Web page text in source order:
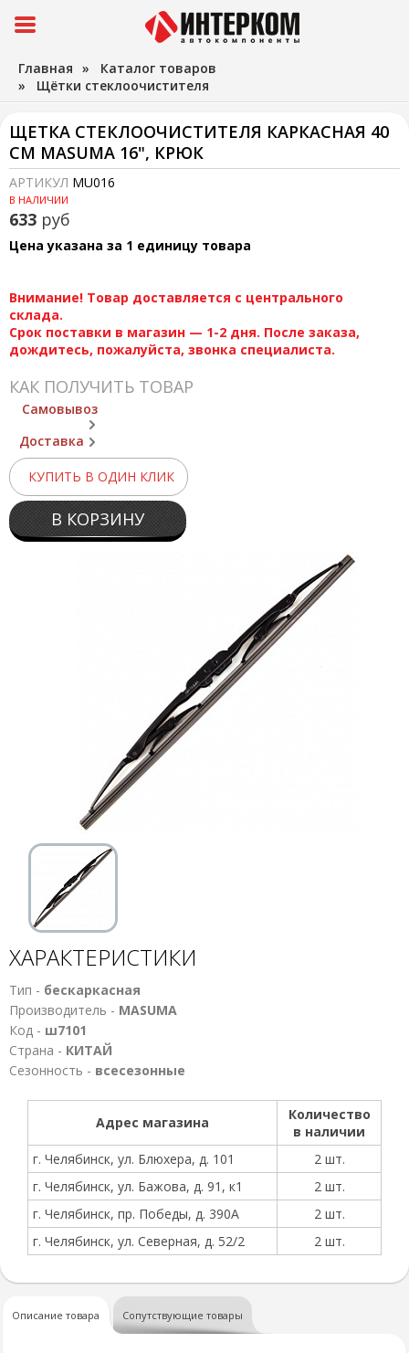
Главная » Каталог товаров
» Щётки стеклоочистителя
ЩЕТКА СТЕКЛООЧИСТИТЕЛЯ КАРКАСНАЯ 40
СМ MASUMA 16", КРЮК
АРТИКУЛ MU016
В НАЛИЧИИ
633 руб
Цена указана за 1 единицу товара
Внимание! Товар доставляется с центрального
склада.
Срок поставки в магазин — 1-2 дня. После заказа,
дождитесь, пожалуйста, звонка специалиста.
КАК ПОЛУЧИТЬ ТОВАР
Самовывоз
Доставка
КУПИТЬ В ОДИН КЛИК
В КОРЗИНУ
ХАРАКТЕРИСТИКИ
Тип - бескаркасная
Производитель - MASUMA
Код - ш7101
Страна - КИТАЙ
Сезонность - всесезонные
Адрес магазина
Количество
в наличии
г. Челябинск, ул. Блюхера, д. 101
2 шт.
г. Челябинск, ул. Бажова, д. 91, к1
2 шт.
г. Челябинск, пр. Победы, д. 390А
2 шт.
г. Челябинск, ул. Северная, д. 52/2
2 шт.
Описание товара Сопутствующие товары